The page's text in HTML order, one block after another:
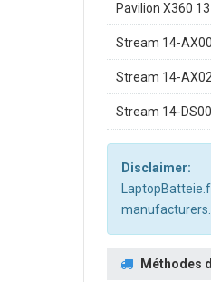
Pavilion X360
Stream 14-
Stream 14-
Stream 14-
Disclaimer:
Méthodes